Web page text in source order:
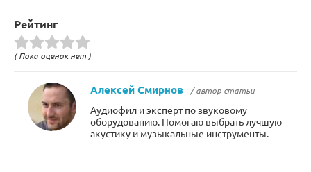
Рейтинг
( Пока оценок нет )
Алексей Смирнов / автор статьи
Аудиофил и эксперт по звуковому
оборудованию. Помогаю выбрать лучшую
акустику и музыкальные инструменты.